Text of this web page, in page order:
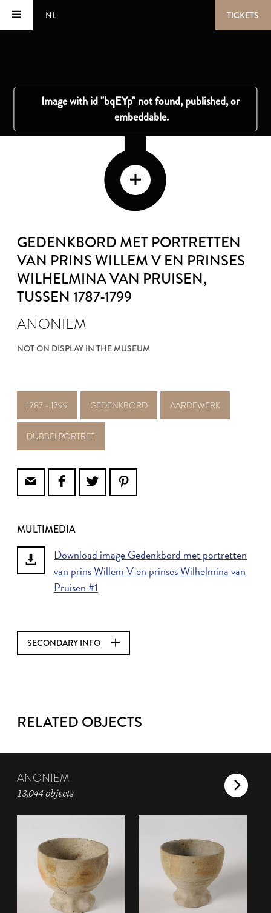
NL TICKETS
GEDENKBORD MET PORTRETTEN
VAN PRINS WILLEM V EN PRINSES
WILHELMINA VAN PRUISEN,
TUSSEN 1787-1799
ANONIEM
NOT ON DISPLAY IN THE MUSEUM
1787 - 1799 GEDENKBORD AARDEWERK
DUBBELPORTRET
MULTIMEDIA
Download image Gedenkbord met portretten
van prins Willem V en prinses Wilhelmina van
Pruisen #1
SECONDARY INFO
RELATED OBJECTS
ANONIEM
13,044 objects